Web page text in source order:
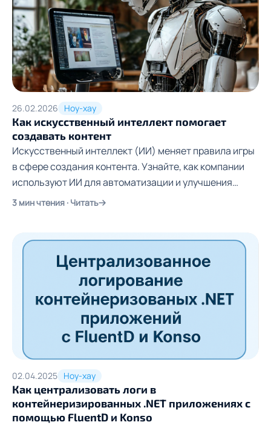
26.02.2026 Ноу-хау
Как искусственный интеллект помогает
создавать контент
Искусственный интеллект (ИИ) меняет правила игры
в сфере создания контента. Узнайте, как компании
используют ИИ для автоматизации и улучшения
своих процессов.
3 мин чтения · Читать
02.04.2025 Ноу-хау
Как централизовать логи в
контейнеризированных .NET приложениях с
помощью FluentD и Konso